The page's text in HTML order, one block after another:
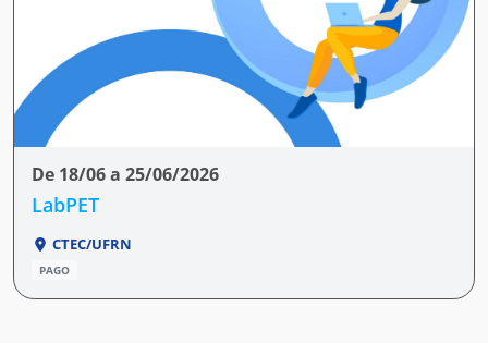
De 18/06 a 25/06/2026
LabPET
CTEC/UFRN
PAGO